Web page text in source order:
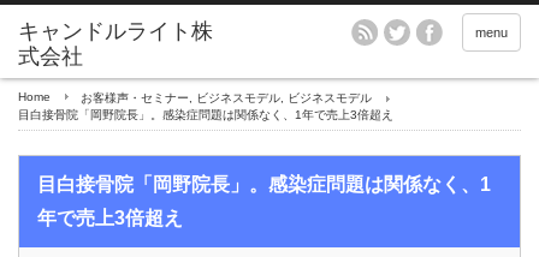
menu
Home お客様声・セミナー ビジネスモデル
ビジネスモデル
目白接骨院「岡野院長」。感染症問題は関係なく、1年で売上3倍超え
目白接骨院「岡野院長」。感染症問題は関係なく、1
年で売上3倍超え